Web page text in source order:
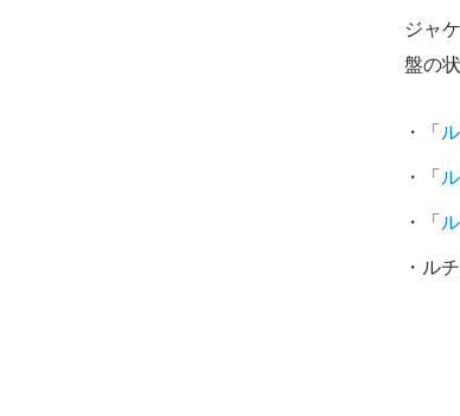
ジャ
盤の
・「
・「
・「
・ル